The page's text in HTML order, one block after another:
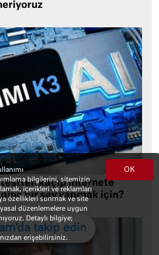
kaçıp internete
bir şey yapmak için?
OK
bilgilerini, sitemizin
içerikleri ve reklamları
özellikleri sunmak ve site
düzenlemelere uygun
Detaylı bilgiye;
erişebilirsiniz.
takip edin